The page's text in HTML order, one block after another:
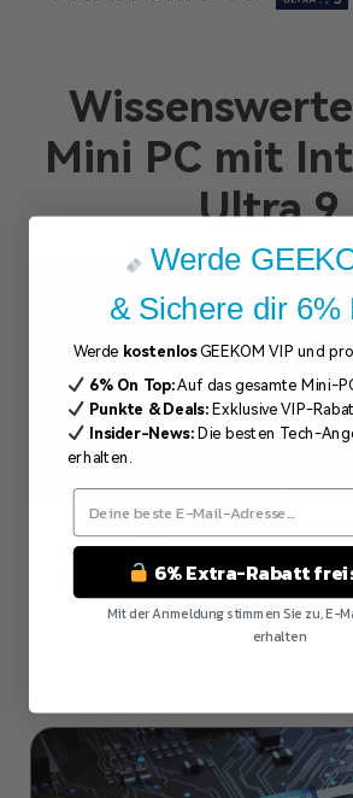
Mini PC mit
Ultra 9
AMD Ryzen AI 9 HX 370 vs
Wer dominiert die KI-Mini-PC-
Werde
& Sichere dir 6%
Werde kostenlosGEEKOM VIP und
6% On Top:Auf das gesamte Mini-
Punkte & Deals:Exklusive VIP-
Insider-News:Die besten Tech-
erhalten.
6% Extra-Rabatt
Mit der Anmeldung stimmen Sie zu, E-
erhalten